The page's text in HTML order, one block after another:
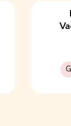
G
Gluteeniton